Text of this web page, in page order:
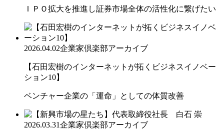
ＩＰＯ拡大を推進し証券市場全体の活性化に繋げたい
2026.04.02企業家倶楽部アーカイブ
【石田宏樹のインターネットが拓くビジネスイノベー
ション10】
ベンチャー企業の「運命」としての体質改善
2026.03.31企業家倶楽部アーカイブ